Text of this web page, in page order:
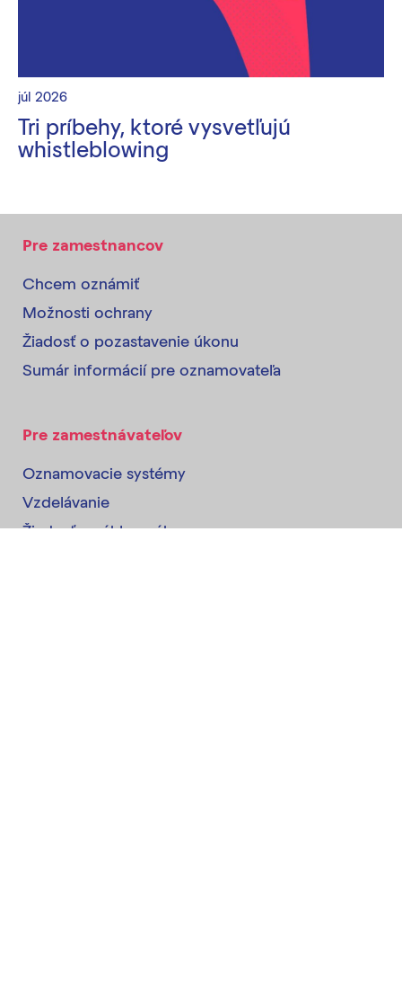
júl 2026
Tri príbehy, ktoré vysvetľujú
whistleblowing
Pre zamestnancov
Chcem oznámiť
Možnosti ochrany
Žiadosť o pozastavenie úkonu
Sumár informácií pre oznamovateľa
Pre zamestnávateľov
Oznamovacie systémy
Vzdelávanie
Žiadosť o súhlas s úkonom